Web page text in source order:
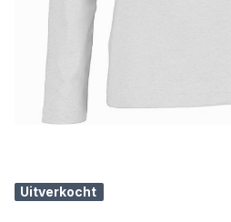
Uitverkocht